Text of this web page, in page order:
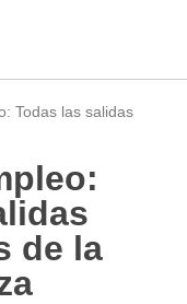
Todas las salidas
de la